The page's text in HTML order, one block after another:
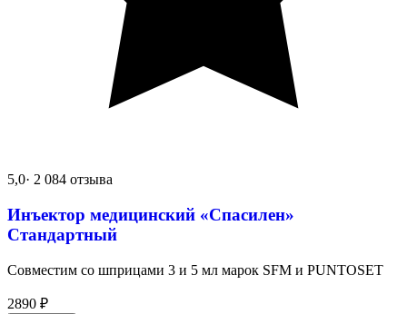
5,0· 2 084 отзыва
Инъектор медицинский «Спасилен»
Стандартный
Совместим со шприцами 3 и 5 мл марок SFM и PUNTOSET
2890 ₽